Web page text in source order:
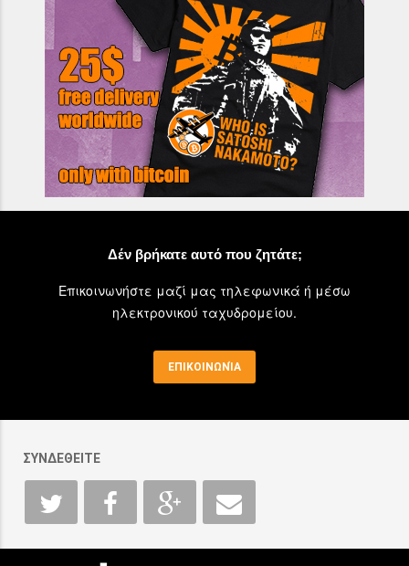
Δέν βρήκατε αυτό που ζητάτε;
Επικοινωνήστε μαζί μας τηλεφωνικά ή μέσω
ηλεκτρονικού ταχυδρομείου.
ΕΠΙΚΟΙΝΩΝΊΑ
ΣΥΝΔΕΘΕΙΤΕ